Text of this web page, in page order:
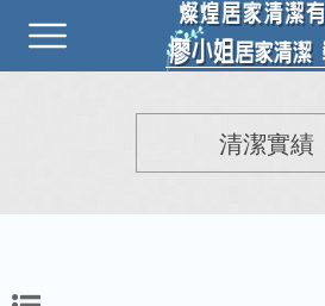
清潔實績